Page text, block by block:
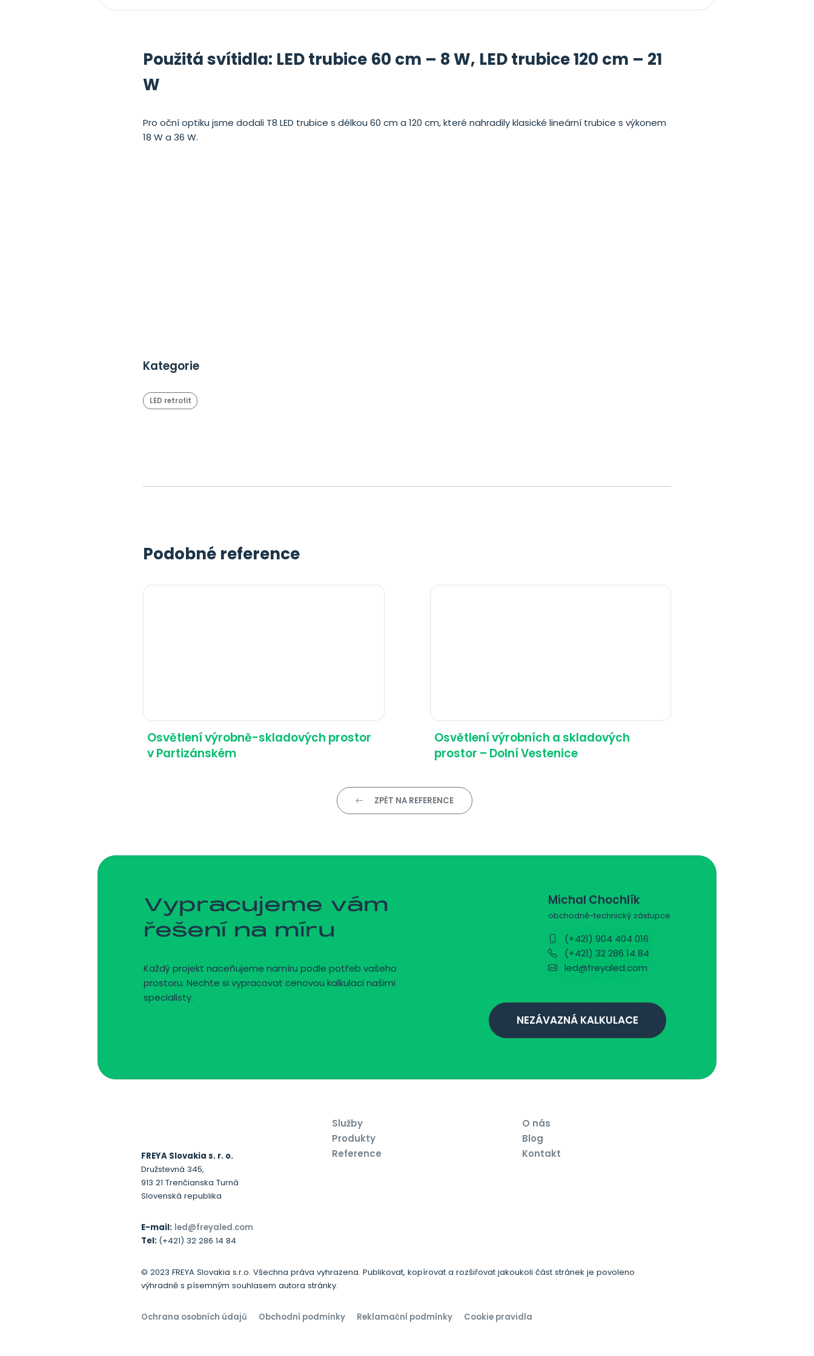
Použitá svítidla: LED trubice 60 cm – 8 W, LED trubice 120 cm – 21
W
Pro oční optiku jsme dodali T8 LED trubice s délkou 60 cm a 120 cm, které nahradily klasické lineární trubice s výkonem
18 W a 36 W.
Kategorie
LED retrofit
Podobné reference
Osvětlení výrobně-skladových prostor
v Partizánském
Osvětlení výrobních a skladových
prostor – Dolní Vestenice
ZPĚT NA REFERENCE
Vypracujeme vám
řešení na míru
Každý projekt naceňujeme namíru podle potřeb vašeho
prostoru. Nechte si vypracovat cenovou kalkulaci našimi
specialisty.
Michal Chochlík
obchodně-technický zástupce
(+421) 904 404 016
(+421) 32 286 14 84
led@freyaled.com
NEZÁVAZNÁ KALKULACE
FREYA Slovakia s. r. o.
Družstevná 345,
913 21 Trenčianska Turná
Slovenská republika
E-mail: led@freyaled.com
Tel: (+421) 32 286 14 84
Služby
Produkty
Reference
O nás
Blog
Kontakt
© 2023 FREYA Slovakia s.r.o. Všechna práva vyhrazena. Publikovat, kopírovat a rozšiřovat jakoukoli část stránek je povoleno
výhradně s písemným souhlasem autora stránky.
Ochrana osobních údajů Obchodní podmínky Reklamační podmínky Cookie pravidla